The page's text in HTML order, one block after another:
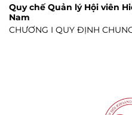
Quy chế Quản lý Hội viên
Nam
CHƯƠNG I QUY ĐỊNH